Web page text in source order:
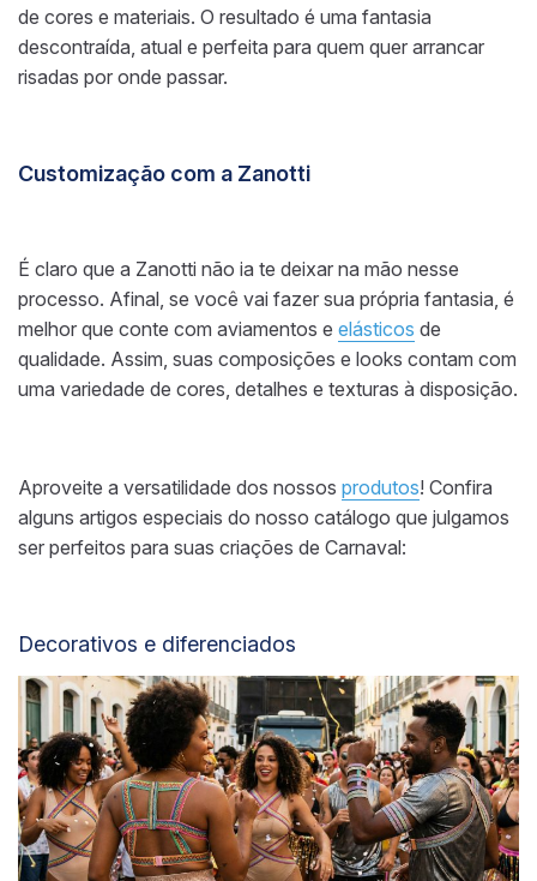
de cores e materiais. O resultado é uma fantasia
descontraída, atual e perfeita para quem quer arrancar
risadas por onde passar.
Customização com a Zanotti
É claro que a Zanotti não ia te deixar na mão nesse
processo. Afinal, se você vai fazer sua própria fantasia, é
melhor que conte com aviamentos e elásticos de
qualidade. Assim, suas composições e looks contam com
uma variedade de cores, detalhes e texturas à disposição.
Aproveite a versatilidade dos nossos produtos! Confira
alguns artigos especiais do nosso catálogo que julgamos
ser perfeitos para suas criações de Carnaval:
Decorativos e diferenciados